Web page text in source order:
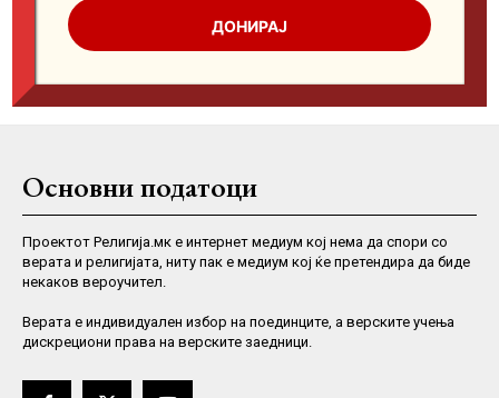
Основни податоци
Проектот Религија.мк е интернет медиум кој нема да спори со
верата и религијата, ниту пак е медиум кој ќе претендира да биде
некаков вероучител.
Верaта е индивидуален избор на поединците, а верските учења
дискрециони права на верските заедници.